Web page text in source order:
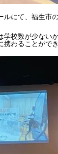
ルにて、福生市
学校数が少ない
携わることがで